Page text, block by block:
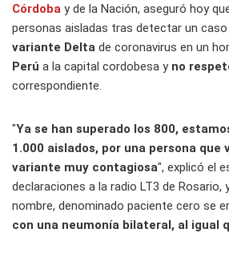
Córdoba y de la Nación, aseguró hoy
personas aisladas tras detectar un
variante Delta de coronavirus en un
Perú a la capital cordobesa yno
correspondiente.
"Ya se han superado los 800,
1.000 aislados, por una persona que
variante muy contagiosa", explicó el
declaraciones a la radio LT3 de Rosario,
nombre, denominado paciente cero se
con una neumonía bilateral, al igual